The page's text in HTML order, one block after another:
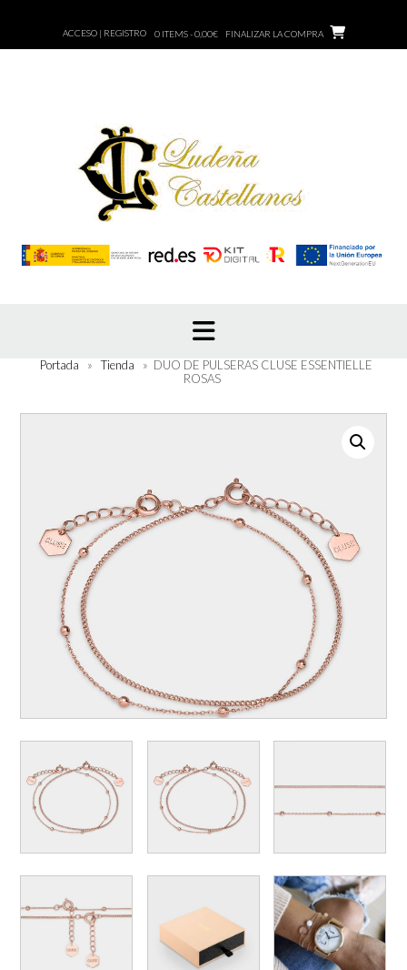
contenido
ACCESO | REGISTRO 0 ITEMS - 0,00€ FINALIZAR LA COMPRA
Portada » Tienda » DUO DE PULSERAS CLUSE ESSENTIELLE
ROSAS